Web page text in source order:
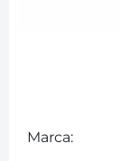
Marca: